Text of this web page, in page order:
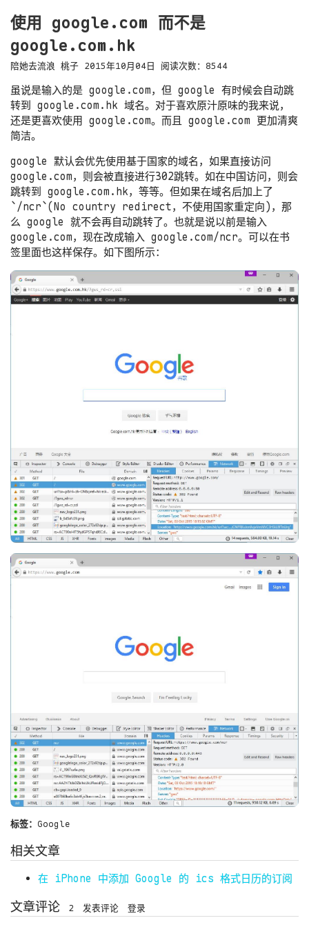
使用 google.com 而不是
google.com.hk
陪她去流浪 桃子 2015年10月04日 阅读次数： 8544
虽说是输入的是 google.com，但 google 有时候会自动跳
转到 google.com.hk 域名。对于喜欢原汁原味的我来说，
还是更喜欢使用 google.com。而且 google.com 更加清爽
简洁。
google 默认会优先使用基于国家的域名，如果直接访问
google.com，则会被直接进行302跳转。如在中国访问，则会
跳转到 google.com.hk，等等。但如果在域名后加上了
`/ncr`(No country redirect，不使用国家重定向)，那
么 google 就不会再自动跳转了。也就是说以前是输入
google.com，现在改成输入 google.com/ncr。可以在书
签里面也这样保存。如下图所示：
标签： Google
相关文章
在 iPhone 中添加 Google 的 ics 格式日历的订阅
文章评论 2 发表评论 登录